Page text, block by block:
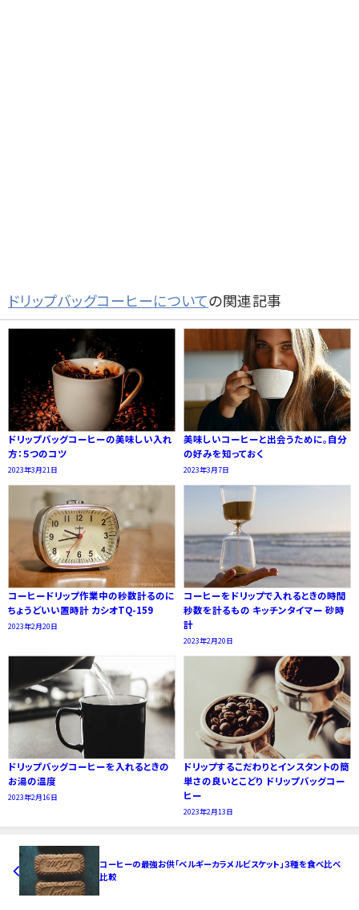
ドリップバッグコーヒーについての関連記事
ドリップバッグコーヒーの美味しい入れ
方：５つのコツ
2023年3月21日
美味しいコーヒーと出会うために。自分
の好みを知っておく
2023年3月7日
コーヒードリップ作業中の秒数計るのに
ちょうどいい置時計 カシオTQ-159
2023年2月20日
コーヒーをドリップで入れるときの時間
秒数を計るもの キッチンタイマー 砂時
計
2023年2月20日
ドリップバッグコーヒーを入れるときの
お湯の温度
2023年2月16日
ドリップするこだわりとインスタントの簡
単さの良いとこどり ドリップバッグコー
ヒー
2023年2月13日
コーヒーの最強お供「ベルギーカラメルビスケット」３種を食べ比べ
比較